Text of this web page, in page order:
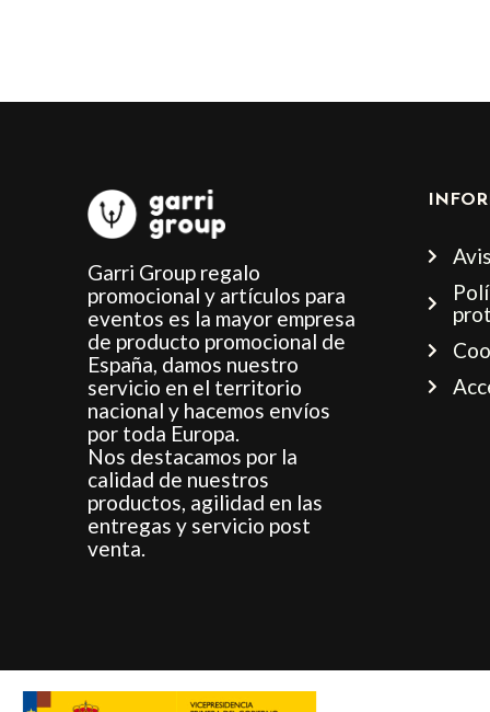
Garri Group regalo
promocional y artículos para
eventos es la mayor empresa
de producto promocional de
España, damos nuestro
servicio en el territorio
nacional y hacemos envíos
por toda Europa.
Nos destacamos por la
calidad de nuestros
productos, agilidad en las
entregas y servicio post
venta.